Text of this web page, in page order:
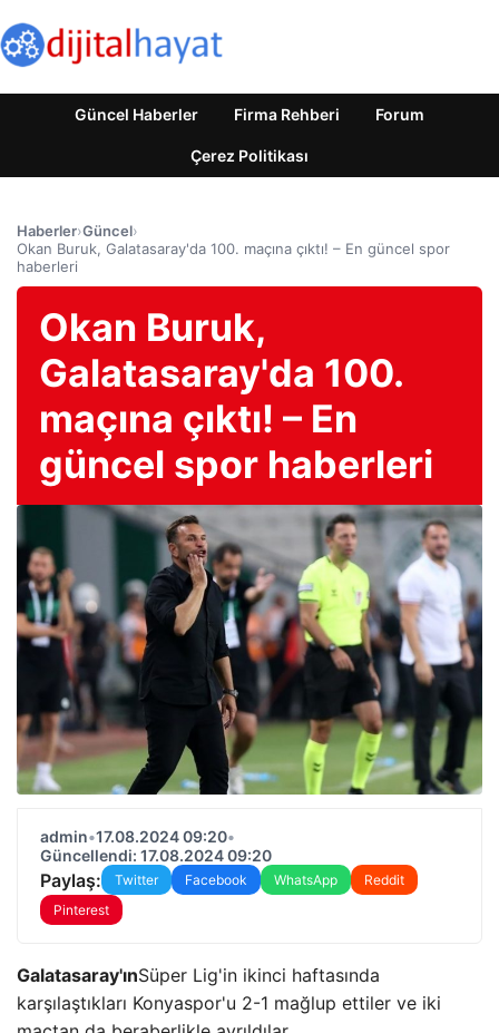
Güncel Haberler Firma Rehberi Forum
Çerez Politikası
Haberler›Güncel›
Okan Buruk, Galatasaray'da 100. maçına çıktı! – En güncel spor
haberleri
Okan Buruk,
Galatasaray'da 100.
maçına çıktı! – En
güncel spor haberleri
admin•17.08.2024 09:20•
Güncellendi: 17.08.2024 09:20
Paylaş: Twitter Facebook WhatsApp
Reddit
Pinterest
Galatasaray'ınSüper Lig'in ikinci haftasında
karşılaştıkları Konyaspor'u 2-1 mağlup ettiler ve iki